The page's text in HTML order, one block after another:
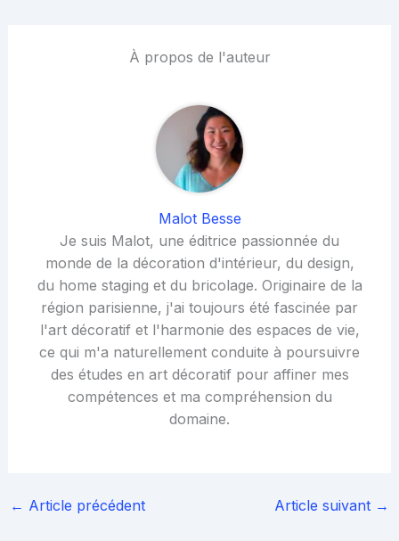
À propos de l'auteur
Malot Besse
Je suis Malot, une éditrice passionnée du
monde de la décoration d'intérieur, du design,
du home staging et du bricolage. Originaire de la
région parisienne, j'ai toujours été fascinée par
l'art décoratif et l'harmonie des espaces de vie,
ce qui m'a naturellement conduite à poursuivre
des études en art décoratif pour affiner mes
compétences et ma compréhension du
domaine.
← Article précédent Article suivant →